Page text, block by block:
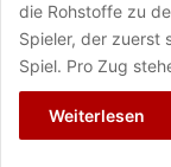
die Rohstoffe zu
Spieler, der zuerst
Spiel. Pro Zug
Weiterlesen